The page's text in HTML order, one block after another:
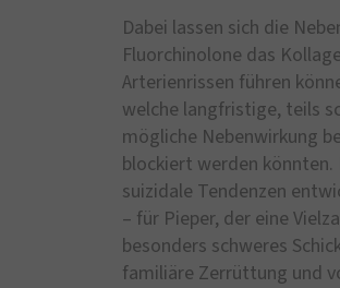
Dabei lassen sich die
Fluorchinolone das
Arterienrissen führen
welche langfristige, teils
mögliche Nebenwirkung
blockiert werden
suizidale Tendenzen
– für Pieper, der eine
besonders schweres
familiäre Zerrüttung und